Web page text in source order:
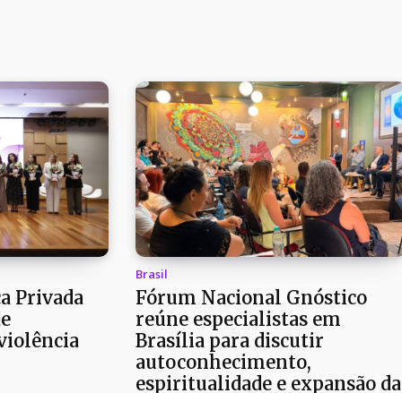
Privada
Brasil
Fórum Nacional Gnóstico
reúne especialistas em
Brasília para discutir
autoconhecimento,
espiritualidade e expansão da